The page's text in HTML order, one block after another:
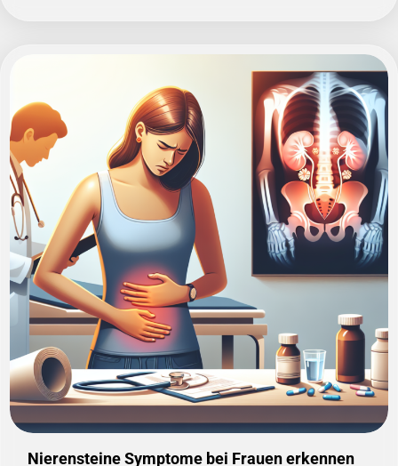
Nierensteine Symptome bei Frauen erkennen